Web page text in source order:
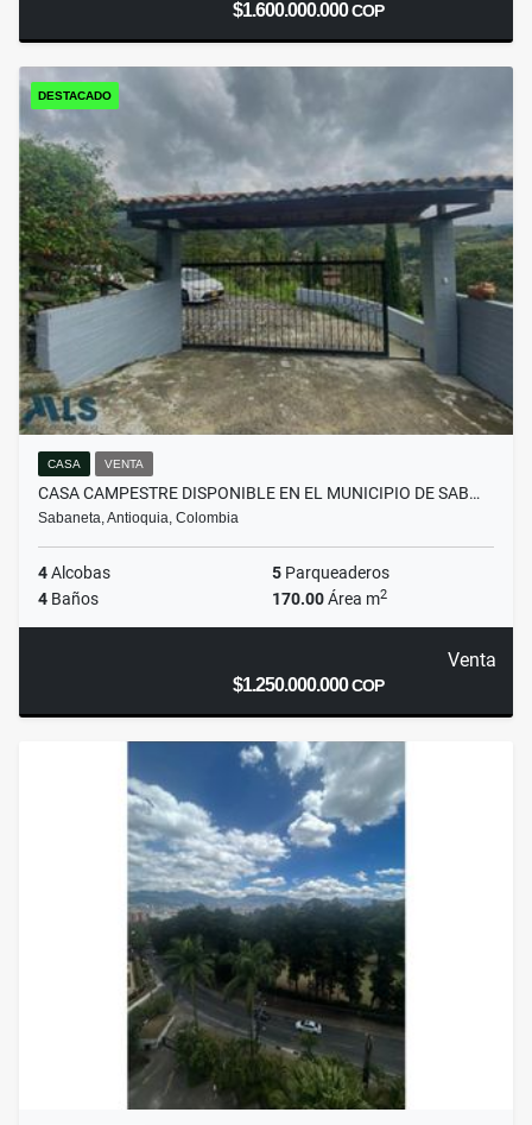
$1.600.000.000COP
DESTACADO
CASA VENTA
CASA CAMPESTRE DISPONIBLE EN EL MUNICIPIO DE SAB…
Sabaneta, Antioquia, Colombia
4Alcobas 5 Parqueaderos
4 Baños 170.00Área m2
Venta
$1.250.000.000COP